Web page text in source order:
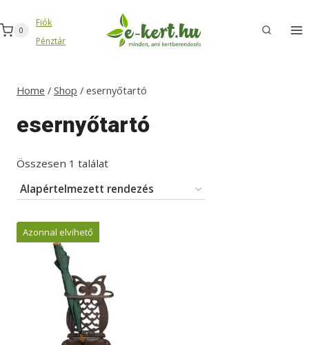
to
content
0
Fiók
Pénztár
Home / Shop / esernyőtartó
esernyőtartó
Összesen 1 találat
Azonnal elvihető